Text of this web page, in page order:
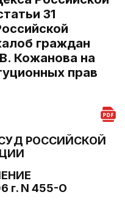
31
граждан
Кожанова на
прав
РОССИЙСКОЙ
г. N 455-О